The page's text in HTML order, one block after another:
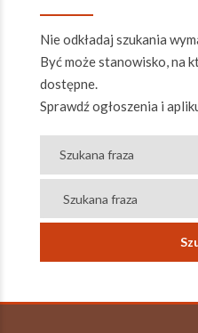
Nie odkładaj szukania
Być może stanowisko, na
dostępne.
Sprawdź ogłoszenia i